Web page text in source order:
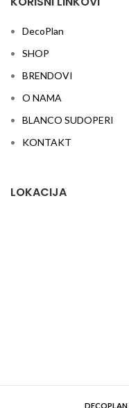
DecoPlan
SHOP
BRENDOVI
O NAMA
BLANCO SUDOPERI
KONTAKT
LOKACIJA
DECOPLAN